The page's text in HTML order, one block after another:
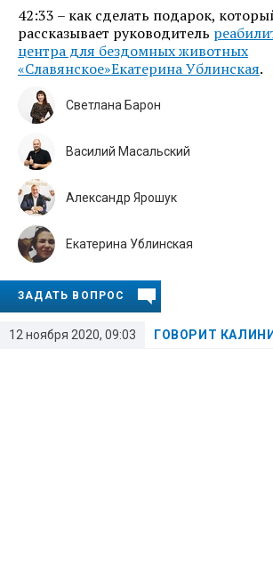
42:33 – как сделать подарок,
рассказывает руководитель
центра для бездомных животных
«Славянское»Екатерина Ублинская.
12 ноября 2020, 09:03 ГОВОРИТ
Светлана Барон
Василий Масальский
Александр Ярошук
Екатерина Ублинская
ЗАДАТЬ ВОПРОС